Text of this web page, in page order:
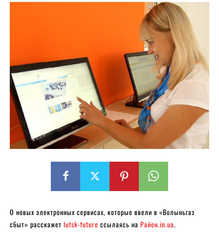
О новых электронных сервисах, которые ввели в «Волыньгаз
сбыт» расскажет lutsk-future ссылаясь на Район.in.ua.